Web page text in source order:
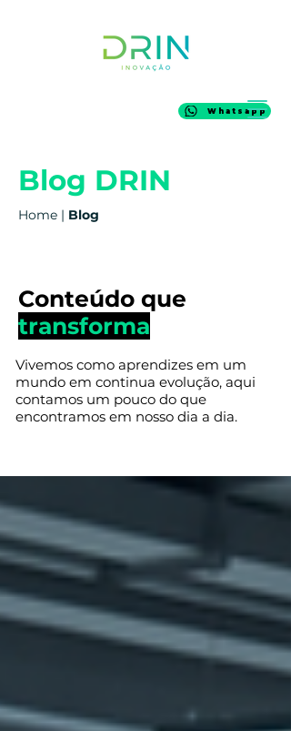
Whatsapp
Blog DRIN
Home | Blog
Conteúdo que
transforma
Vivemos como aprendizes em um
mundo em continua evolução, aqui
contamos um pouco do que
encontramos em nosso dia a dia.